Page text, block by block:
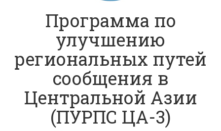
Программа по
улучшению
региональных путей
сообщения в
Центральной Азии
(ПУРПС ЦА-3)